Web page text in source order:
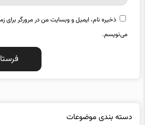
ذخیره نام، ایمیل و وبسایت من در مرورگر برای
می‌نویسم.